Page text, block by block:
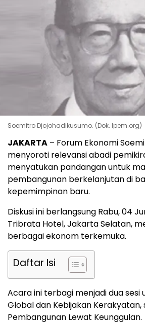
Soemitro Djojohadikusumo. (Dok. lpem.org)
JAKARTA – Forum Ekonomi
menyoroti relevansi abadi
menyatukan pandangan untuk
pembangunan berkelanjutan di
kepemimpinan baru.
Diskusi ini berlangsung Rabu, 04
Tribrata Hotel, Jakarta Selatan,
berbagai ekonom terkemuka.
Daftar Isi
Acara ini terbagi menjadi dua sesi
Global dan Kebijakan
Pembangunan Lewat Keunggulan.